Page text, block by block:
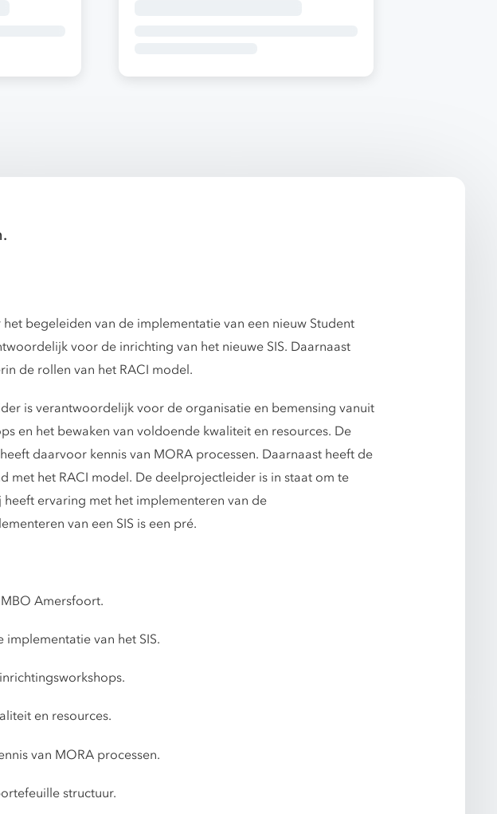
begeleiden van de implementatie van een nieuw Student
voor de inrichting van het nieuwe SIS. Daarnaast
de rollen van het RACI model.
is verantwoordelijk voor de organisatie en bemensing vanuit
en het bewaken van voldoende kwaliteit en resources. De
daarvoor kennis van MORA processen. Daarnaast heeft de
met het RACI model. De deelprojectleider is in staat om te
ervaring met het implementeren van de
van een SIS is een pré.
Amersfoort.
van het SIS.
en resources.
van MORA processen.
structuur.